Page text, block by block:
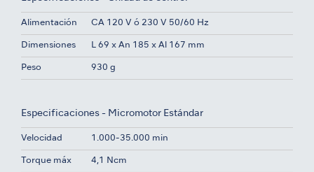
Alimentación CA 120 V ó 230 V 50/60 Hz
Dimensiones L 69 x An 185 x Al 167 mm
Peso 930 g
Especificaciones - Micromotor Estándar
Velocidad 1.000-35.000 min
Torque máx 4,1 Ncm